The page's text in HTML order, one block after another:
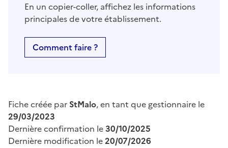
En un copier-coller, affichez les informations
principales de votre établissement.
Comment faire ?
Fiche créée par StMalo, en tant que gestionnaire le
29/03/2023
Dernière confirmation le30/10/2025
Dernière modification le20/07/2026